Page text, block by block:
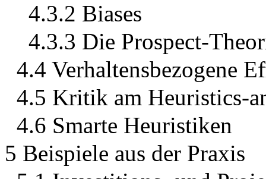
4.3.2 Biases
4.3.3 Die Prospect-
4.4 Verhaltensbezogene
4.5 Kritik am Heuristics-
4.6 Smarte Heuristiken
5 Beispiele aus der Praxis